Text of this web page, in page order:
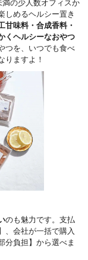
の少人数オフィスか
しめるヘルシー置き
甘味料・合成香料・
くヘルシーなおやつ
つを、いつでも食べ
りますよ！
のも魅力です。支払
、会社が一括で購入
分負担】から選べま